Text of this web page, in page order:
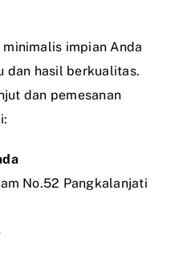
impian Anda
dan hasil berkualitas.
dan pemesanan
No.52 Pangkalanjati